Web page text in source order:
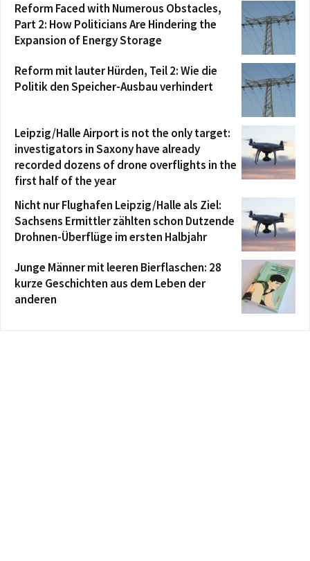
Reform Faced with Numerous Obstacles,
Part 2: How Politicians Are Hindering the
Expansion of Energy Storage
Reform mit lauter Hürden, Teil 2: Wie die
Politik den Speicher-Ausbau verhindert
Leipzig/Halle Airport is not the only target:
investigators in Saxony have already
recorded dozens of drone overflights in the
first half of the year
Nicht nur Flughafen Leipzig/Halle als Ziel:
Sachsens Ermittler zählten schon Dutzende
Drohnen-Überflüge im ersten Halbjahr
Junge Männer mit leeren Bierflaschen: 28
kurze Geschichten aus dem Leben der
anderen